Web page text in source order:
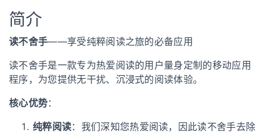
简介
读不舍手——享受纯粹阅读之旅的必备应用
读不舍手是一款专为热爱阅读的用户量身定制的移动应用
程序，为您提供无干扰、沉浸式的阅读体验。
核心优势：
纯粹阅读：我们深知您热爱阅读，因此读不舍手去除